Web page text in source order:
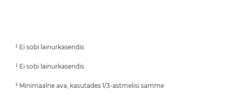
¹ Ei sobi lainurkasendis
¹ Ei sobi lainurkasendis
¹ Minimaalne ava, kasutades 1/3-astmelisi samme